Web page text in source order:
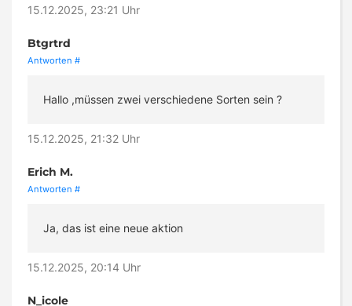
15.12.2025, 23:21 Uhr
Btgrtrd
Antworten #
Hallo ,müssen zwei verschiedene Sorten sein ?
15.12.2025, 21:32 Uhr
Erich M.
Antworten #
Ja, das ist eine neue aktion
15.12.2025, 20:14 Uhr
N_icole